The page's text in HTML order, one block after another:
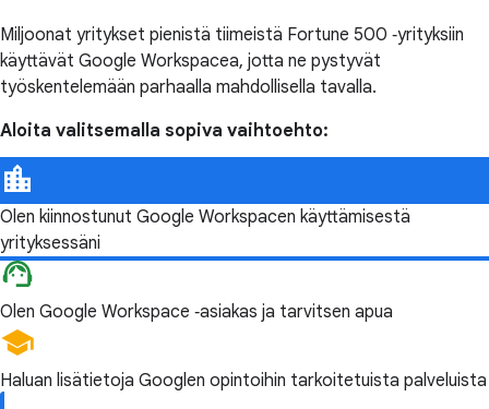
Miljoonat yritykset pienistä tiimeistä Fortune 500 ‑yrityksiin
käyttävät Google Workspacea, jotta ne pystyvät
työskentelemään parhaalla mahdollisella tavalla.
Aloita valitsemalla sopiva vaihtoehto:
Olen kiinnostunut Google Workspacen käyttämisestä
yrityksessäni
Olen Google Workspace ‑asiakas ja tarvitsen apua
Haluan lisätietoja Googlen opintoihin tarkoitetuista palveluista